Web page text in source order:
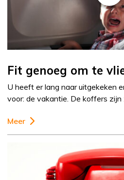
Fit genoeg om te
U heeft er lang naar uitgekeken
voor: de vakantie. De koffers
Meer